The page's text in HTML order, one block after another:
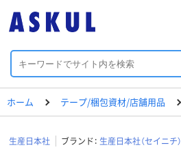
ホーム テープ/梱包資材/店舗用品
生産日本社 ブランド： 生産日本社（セイニチ）